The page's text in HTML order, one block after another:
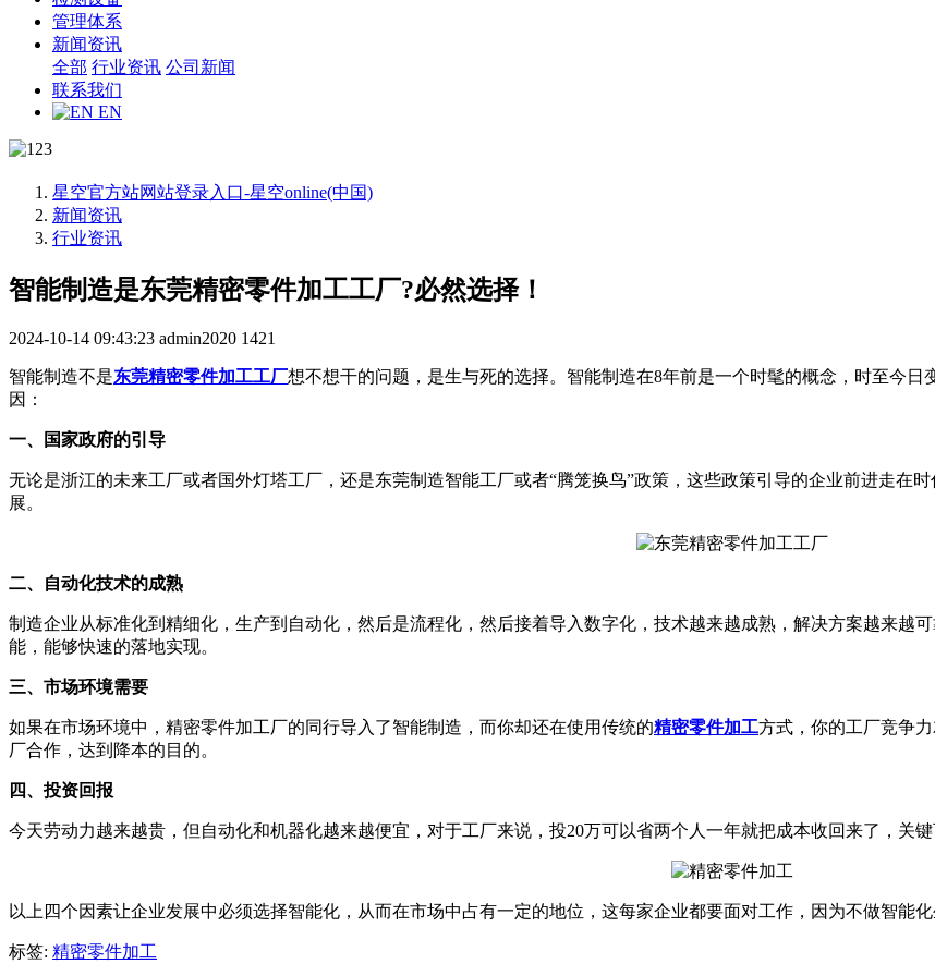
管理体系
新闻资讯
全部 行业资讯 公司新闻
联系我们
EN
星空官方站网站登录入口-星空online(中国)
新闻资讯
行业资讯
智能制造是东莞精密零件加工工厂?必然选择！
2024-10-14 09:43:23 admin2020 1421
智能制造不是东莞精密零件加工工厂想不想干的问题，是生与死的选择。智能制造在8年前是一个时髦的概念，时至今
因：
一、国家政府的引导
无论是浙江的未来工厂或者国外灯塔工厂，还是东莞制造智能工厂或者“腾笼换鸟”政策，这些政策引导的企业前进走在
展。
二、自动化技术的成熟
制造企业从标准化到精细化，生产到自动化，然后是流程化，然后接着导入数字化，技术越来越成熟，解决方案越来越
能，能够快速的落地实现。
三、市场环境需要
如果在市场环境中，精密零件加工厂的同行导入了智能制造，而你却还在使用传统的精密零件加工方式，你的工厂竞争
厂合作，达到降本的目的。
四、投资回报
今天劳动力越来越贵，但自动化和机器化越来越便宜，对于工厂来说，投20万可以省两个人一年就把成本收回来了，关
以上四个因素让企业发展中必须选择智能化，从而在市场中占有一定的地位，这每家企业都要面对工作，因为不做智能化
标签: 精密零件加工